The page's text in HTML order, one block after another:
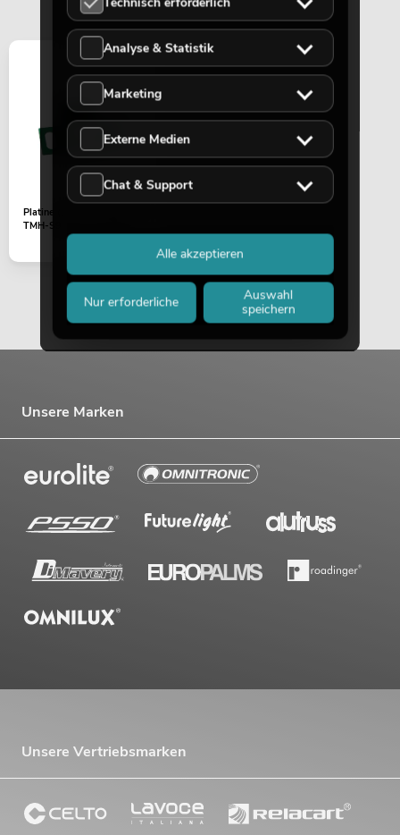
Platine (Lichtschranke) LED
TMH-S90 (X-Y-1298B)
Unsere Marken
Unsere Vertriebsmarken
Analyse & Statistik
Marketing
Externe Medien
Chat & Support
Nur erforderliche
Auswahl
speichern
Alle akzeptieren